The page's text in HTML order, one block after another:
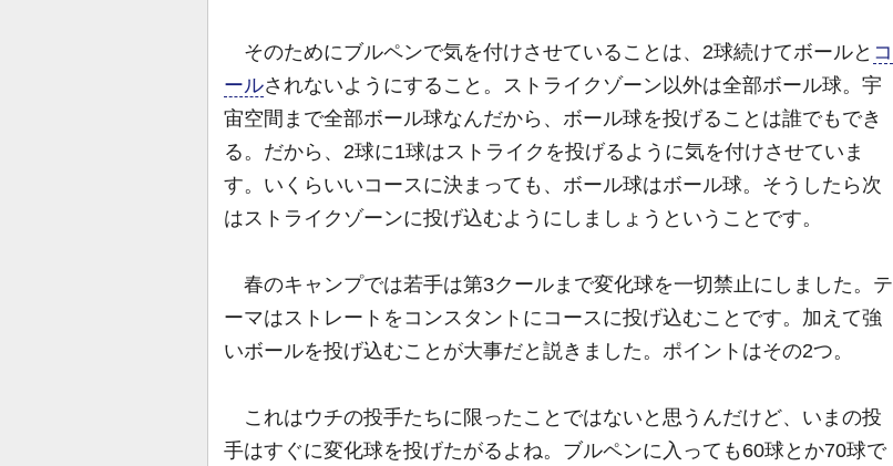
そのためにブルペンで気を付けさせていることは、2球続けてボールと コ
ールされないようにすること。ストライクゾーン以外は全部ボール球。宇
宙空間まで全部ボール球なんだから、ボール球を投げることは誰でもでき
る。だから、2球に1球はストライクを投げるように気を付けさせていま
す。いくらいいコースに決まっても、ボール球はボール球。そうしたら次
はストライクゾーンに投げ込むようにしましょうということです。
春のキャンプでは若手は第3クールまで変化球を一切禁止にしました。テ
ーマはストレートをコンスタントにコースに投げ込むことです。加えて強
いボールを投げ込むことが大事だと説きました。ポイントはその2つ。
これはウチの投手たちに限ったことではないと思うんだけど、いまの投
手はすぐに変化球を投げたがるよね。ブルペンに入っても60球とか70球で